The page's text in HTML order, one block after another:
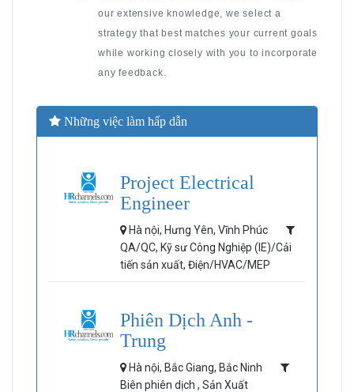
our extensive knowledge, we select a
strategy that best matches your current goals
while working closely with you to incorporate
any feedback.
Những việc làm hấp dẫn
Project Electrical
Engineer
Hà nội, Hưng Yên, Vĩnh Phúc
QA/QC, Kỹ sư Công Nghiệp (IE)/Cải
tiến sản xuất, Điện/HVAC/MEP
Phiên Dịch Anh -
Trung
Hà nội, Bắc Giang, Bắc Ninh
Biên phiên dịch , Sản Xuất